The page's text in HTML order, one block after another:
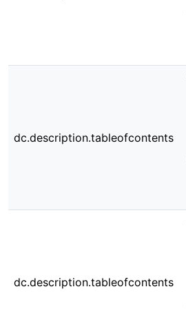
dc.description.tableofcontents
dc.description.tableofcontents